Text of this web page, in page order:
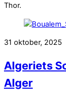
Thor.
31 oktober, 2025
Algeriets
Alger